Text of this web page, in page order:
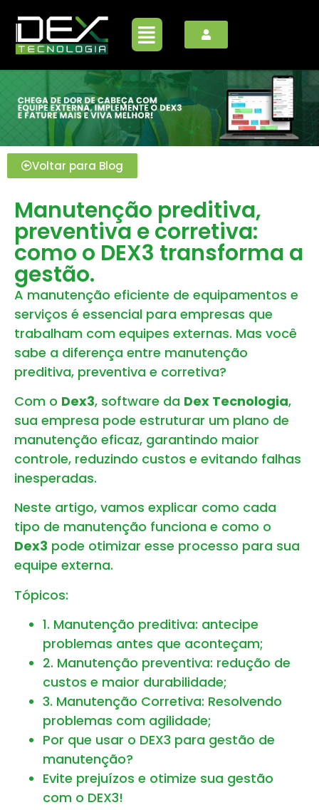
Voltar para Blog
Manutenção preditiva,
preventiva e corretiva:
como o DEX3 transforma a
gestão.
A manutenção eficiente de equipamentos e
serviços é essencial para empresas que
trabalham com equipes externas. Mas você
sabe a diferença entre manutenção
preditiva, preventiva e corretiva?
Com o Dex3, software da Dex Tecnologia,
sua empresa pode estruturar um plano de
manutenção eficaz, garantindo maior
controle, reduzindo custos e evitando falhas
inesperadas.
Neste artigo, vamos explicar como cada
tipo de manutenção funciona e como o
Dex3 pode otimizar esse processo para sua
equipe externa.
Tópicos:
1. Manutenção preditiva: antecipe
problemas antes que aconteçam;
2. Manutenção preventiva: redução de
custos e maior durabilidade;
3. Manutenção Corretiva: Resolvendo
problemas com agilidade;
Por que usar o DEX3 para gestão de
manutenção?
Evite prejuízos e otimize sua gestão
com o DEX3!